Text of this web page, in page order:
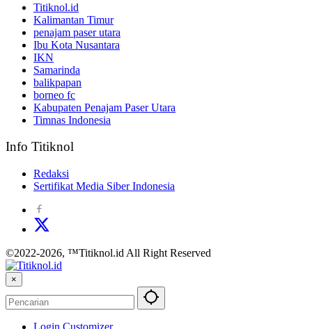
Titiknol.id
Kalimantan Timur
penajam paser utara
Ibu Kota Nusantara
IKN
Samarinda
balikpapan
borneo fc
Kabupaten Penajam Paser Utara
Timnas Indonesia
Info Titiknol
Redaksi
Sertifikat Media Siber Indonesia
©2022-2026, ™Titiknol.id All Right Reserved
×
Login Customizer